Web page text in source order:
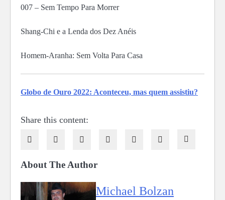
007 – Sem Tempo Para Morrer
Shang-Chi e a Lenda dos Dez Anéis
Homem-Aranha: Sem Volta Para Casa
Globo de Ouro 2022: Aconteceu, mas quem assistiu?
Share this content:
About The Author
Michael Bolzan